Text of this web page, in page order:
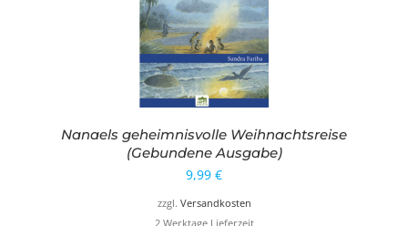
Nanaels geheimnisvolle Weihnachtsreise
(Gebundene Ausgabe)
9,99 €
zzgl. Versandkosten
2 Werktage Lieferzeit